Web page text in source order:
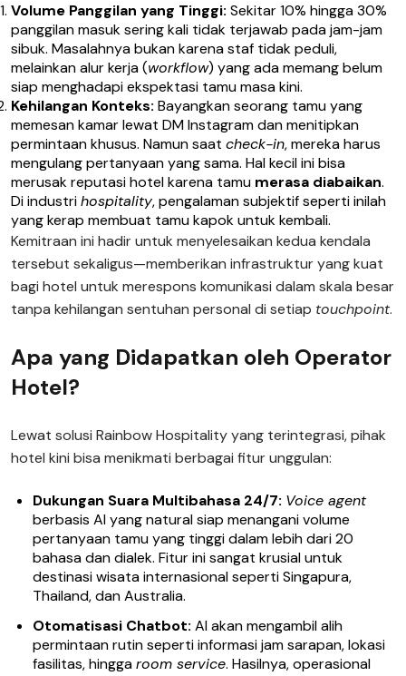
Volume Panggilan yang Tinggi: Sekitar 10% hingga 30%
panggilan masuk sering kali tidak terjawab pada jam-jam
sibuk. Masalahnya bukan karena staf tidak peduli,
melainkan alur kerja (workflow) yang ada memang belum
siap menghadapi ekspektasi tamu masa kini.
Kehilangan Konteks: Bayangkan seorang tamu yang
memesan kamar lewat DM Instagram dan menitipkan
permintaan khusus. Namun saat check-in, mereka harus
mengulang pertanyaan yang sama. Hal kecil ini bisa
merusak reputasi hotel karena tamu merasa diabaikan.
Di industrihospitality, pengalaman subjektif seperti inilah
yang kerap membuat tamu kapok untuk kembali.
Kemitraan ini hadir untuk menyelesaikan kedua kendala
tersebut sekaligus—memberikan infrastruktur yang kuat
bagi hotel untuk merespons komunikasi dalam skala besar
tanpa kehilangan sentuhan personal di setiap touchpoint.
Apa yang Didapatkan oleh Operator
Hotel?
Lewat solusi Rainbow Hospitality yang terintegrasi, pihak
hotel kini bisa menikmati berbagai fitur unggulan:
Dukungan Suara Multibahasa 24/7: Voice agent
berbasis AI yang natural siap menangani volume
pertanyaan tamu yang tinggi dalam lebih dari 20
bahasa dan dialek. Fitur ini sangat krusial untuk
destinasi wisata internasional seperti Singapura,
Thailand, dan Australia.
Otomatisasi Chatbot: AI akan mengambil alih
permintaan rutin seperti informasi jam sarapan, lokasi
fasilitas, hinggaroom service. Hasilnya, operasional